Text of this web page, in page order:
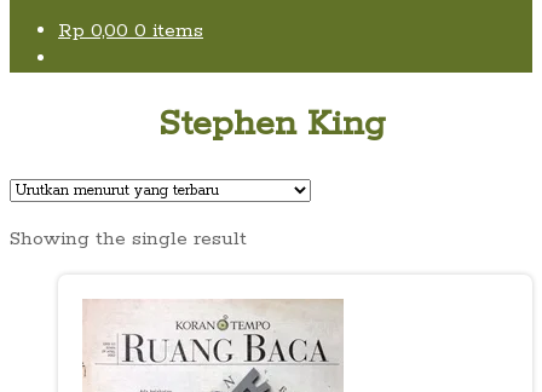
Rp 0,00 0 items
Stephen King
Showing the single result